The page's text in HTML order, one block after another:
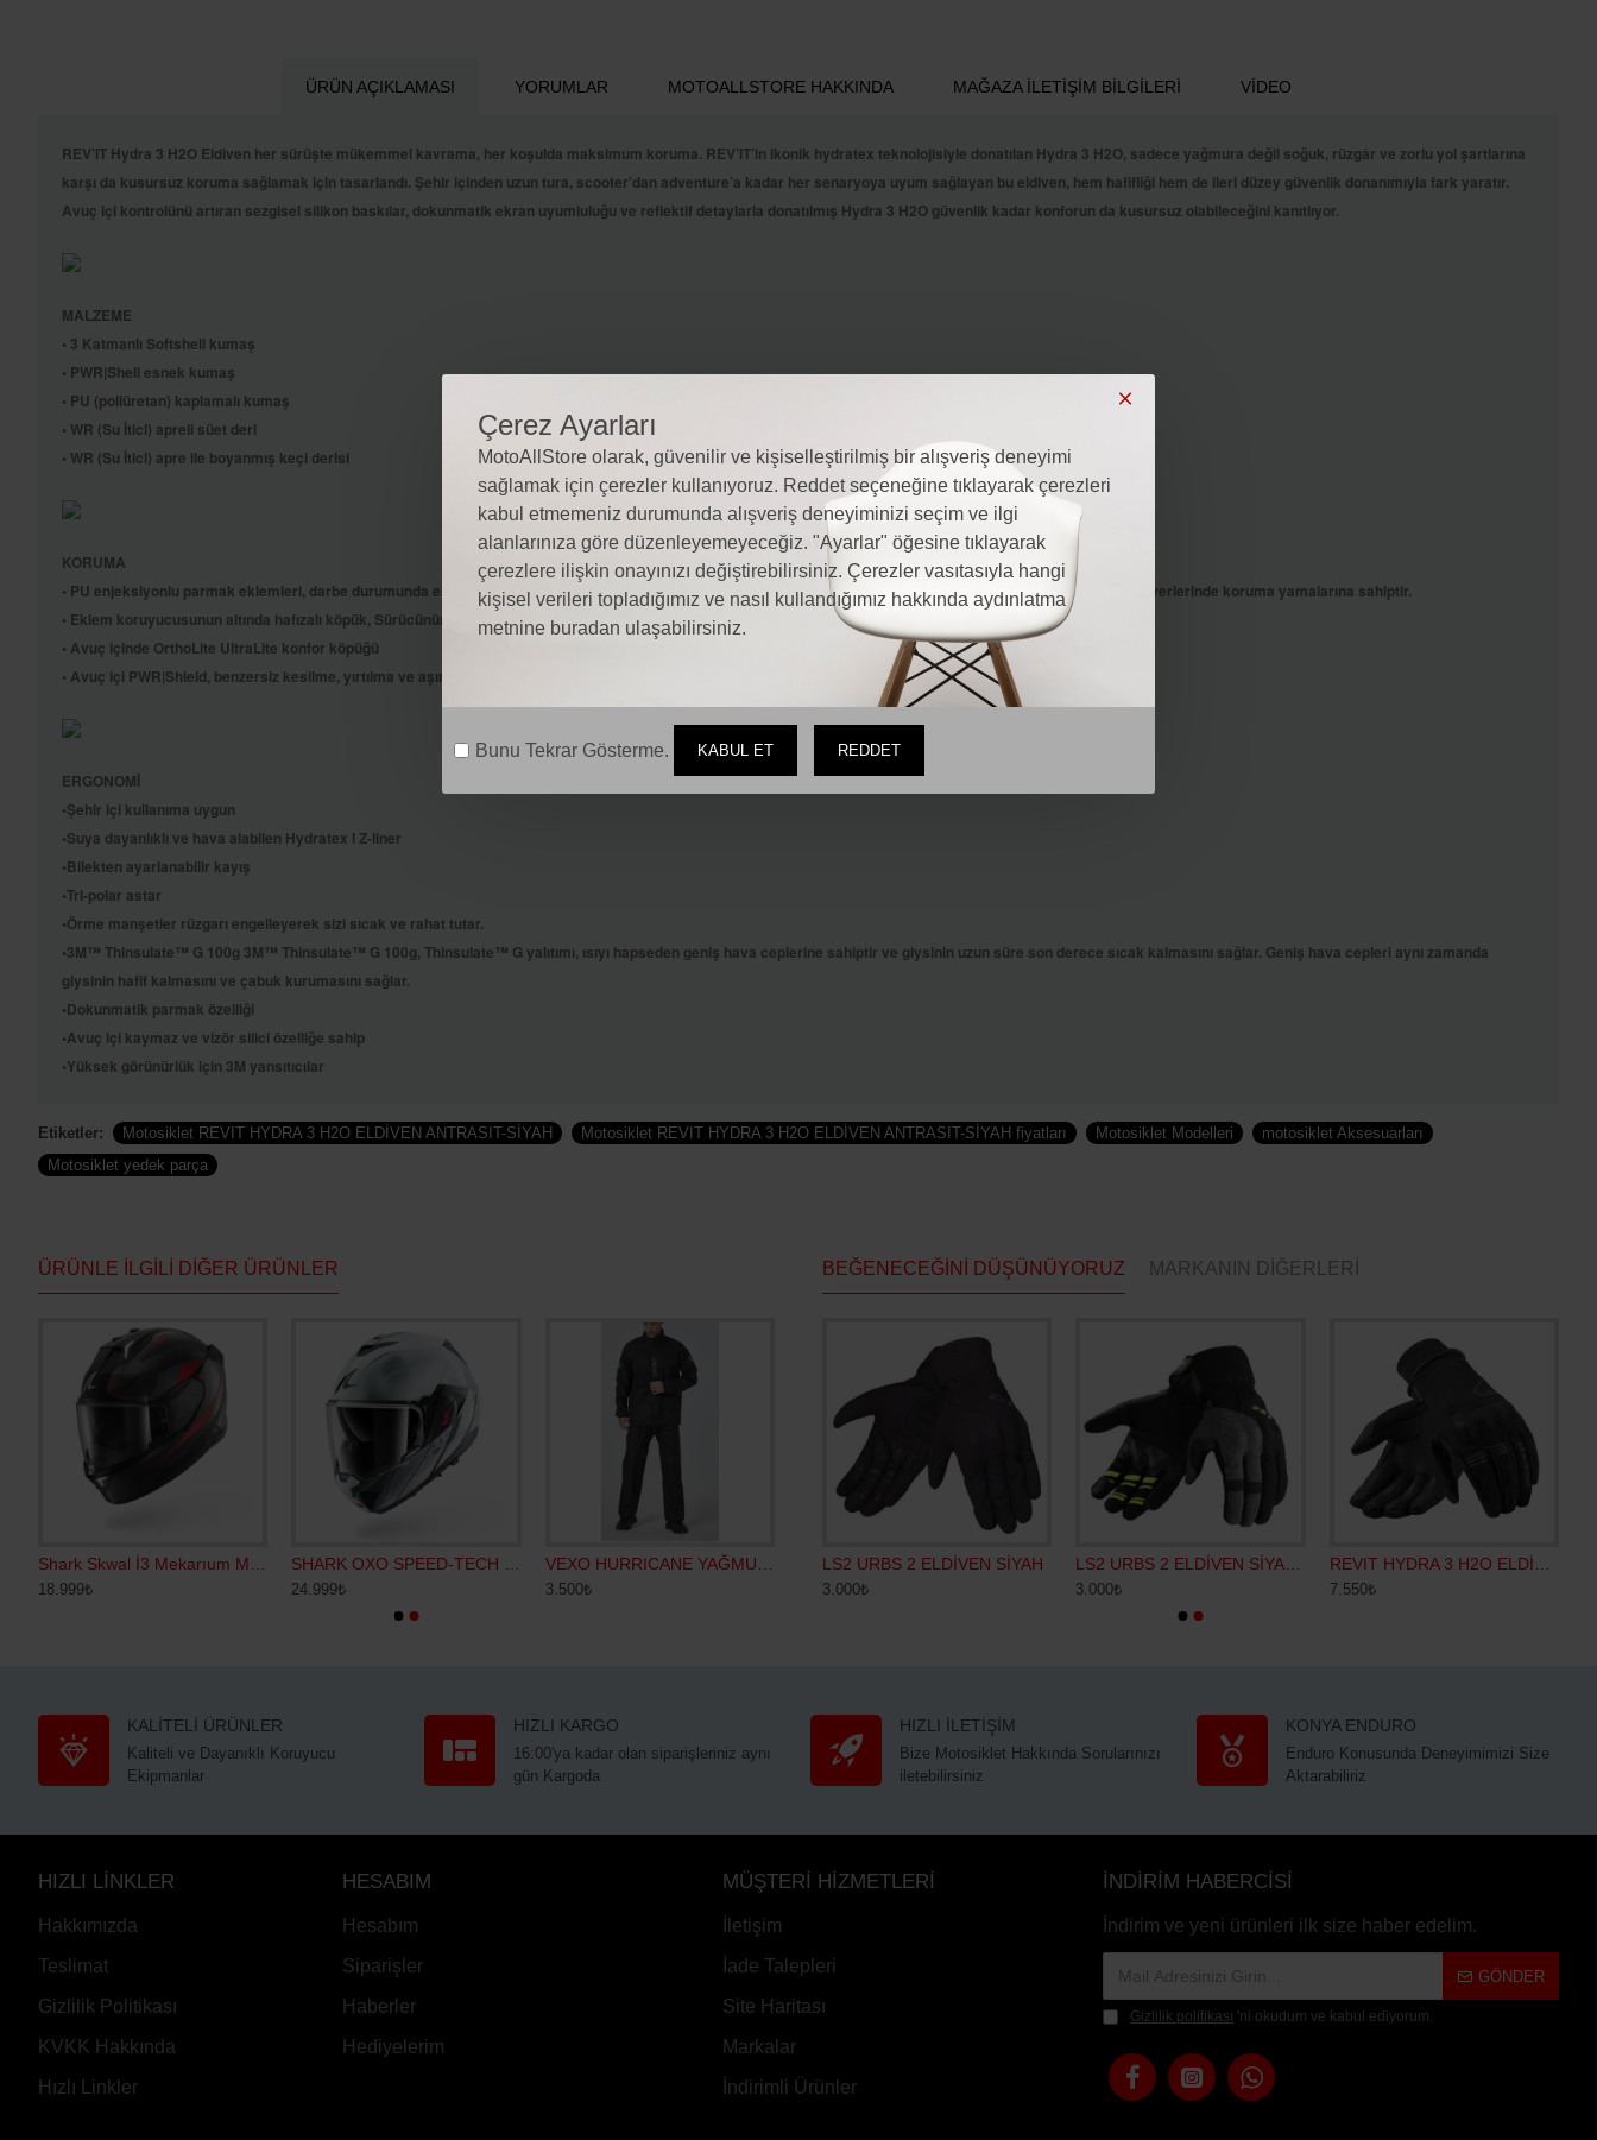
Çerez Ayarları
MotoAllStore olarak, güvenilir ve kişiselleştirilmiş bir alışveriş deneyimi
sağlamak için çerezler kullanıyoruz. Reddet seçeneğine tıklayarak çerezleri
kabul etmemeniz durumunda alışveriş deneyiminizi seçim ve ilgi
alanlarınıza göre düzenleyemeyeceğiz. "Ayarlar" öğesine tıklayarak
çerezlere ilişkin onayınızı değiştirebilirsiniz. Çerezler vasıtasıyla hangi
kişisel verileri topladığımız ve nasıl kullandığımız hakkında aydınlatma
metnine buradan ulaşabilirsiniz.
KABUL ET REDDET
Bunu Tekrar Gösterme.
ÜRÜN AÇIKLAMASI YORUMLAR MOTOALLSTORE HAKKINDA MAĞAZA İLETIŞIM BILGILERI VIDEO
REV’IT Hydra 3 H2O Eldiven her sürüşte mükemmel kavrama, her koşulda maksimum koruma. REV’IT’in ikonik hydratex teknolojisiyle donatılan Hydra 3 H2O, sadece yağmura değil soğuk, rüzgâr ve zorlu yol şartlarına
karşı da kusursuz koruma sağlamak için tasarlandı. Şehir içinden uzun tura, scooter’dan adventure’a kadar her senaryoya uyum sağlayan bu eldiven, hem hafifliği hem de ileri düzey güvenlik donanımıyla fark yaratır.
Avuç içi kontrolünü artıran sezgisel silikon baskılar, dokunmatik ekran uyumluluğu ve reflektif detaylarla donatılmış Hydra 3 H2O güvenlik kadar konforun da kusursuz olabileceğini kanıtlıyor.
MALZEME
• 3 Katmanlı Softshell kumaş
• PWR|Shell esnek kumaş
• PU (poliüretan) kaplamalı kumaş
• WR (Su İtici) apreli süet deri
• WR (Su İtici) apre ile boyanmış keçi derisi
KORUMA
• PU enjeksiyonlu parmak eklemleri, darbe durumunda ellerinizi mümkün olduğunca güvende tutmak için sert PU koruyucu bileşenden yapılmış parmak ve eklem yerlerinde koruma yamalarına sahiptir.
• Eklem koruyucusunun altında hafızalı köpük, Sürücünün eklemlerine uyum sağlayan, konfor ve korumayı artıran viskoelastik köpük
• Avuç içinde OrthoLite UltraLite konfor köpüğü
• Avuç içi PWR|Shield, benzersiz kesilme, yırtılma ve aşınma direncine sahip bir kumaştır
ERGONOMİ
•Şehir içi kullanıma uygun
•Suya dayanlıklı ve hava alabilen Hydratex I Z-liner
•Bilekten ayarlanabilir kayış
•Tri-polar astar
•Örme manşetler rüzgarı engelleyerek sizi sıcak ve rahat tutar.
•3M™ Thinsulate™ G 100g 3M™ Thinsulate™ G 100g, Thinsulate™ G yalıtımı, ısıyı hapseden geniş hava ceplerine sahiptir ve giysinin uzun süre son derece sıcak kalmasını sağlar. Geniş hava cepleri aynı zamanda
giysinin hafif kalmasını ve çabuk kurumasını sağlar.
•Dokunmatik parmak özelliği
•Avuç içi kaymaz ve vizör silici özelliğe sahip
•Yüksek görünürlük için 3M yansıtıcılar
Etiketler: Motosiklet REVIT HYDRA 3 H2O ELDİVEN ANTRASIT-SİYAH Motosiklet REVIT HYDRA 3 H2O ELDİVEN ANTRASIT-SİYAH fiyatları Motosiklet Modelleri
motosiklet Aksesuarları
Motosiklet yedek parça
ÜRÜNLE İLGILI DIĞER ÜRÜNLER
Shark Skwal İ3 Mekarıum Mat Kapalı Kask
18.999₺
SHARK OXO SPEED-TECH ÇENE AÇILIR KASK
24.999₺
VEXO HURRICANE YAĞMURLUK SİYAH
3.500₺
BEĞENECEĞINI DÜŞÜNÜYORUZ MARKANIN DIĞERLERI
RACER CLOUDY 2 SİYAH
2.600₺ 3.400₺ 3.400₺
LS2 URBS 2 ELDİVEN SİYAH
3.000₺
LS2 URBS 2 ELDİVEN SİYAH-GRİ-SARI
3.000₺
REVIT HYDRA 3 H2O ELDİVEN SİYAH
7.550₺
KALİTELİ ÜRÜNLER
Kaliteli ve Dayanıklı Koruyucu
Ekipmanlar
HIZLI KARGO
16:00'ya kadar olan siparişleriniz aynı
gün Kargoda
HIZLI İLETİŞİM
Bize Motosiklet Hakkında Sorularınızı
iletebilirsiniz
KONYA ENDURO
Enduro Konusunda Deneyimimizi Size
Aktarabiliriz
HIZLI LİNKLER
Hakkımızda
Teslimat
Gizlilik Politikası
KVKK Hakkında
Hızlı Linkler
HESABIM
Hesabım
Siparişler
Haberler
Hediyelerim
MÜŞTERİ HİZMETLERİ
İletişim
İade Talepleri
Site Haritası
Markalar
İndirimli Ürünler
İNDİRİM HABERCİSİ
İndirim ve yeni ürünleri ilk size haber edelim.
GÖNDER
Gizlilik politikası 'ni okudum ve kabul ediyorum.